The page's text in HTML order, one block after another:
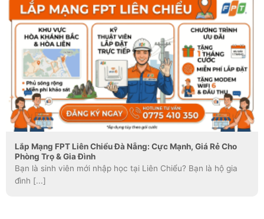
Lắp Mạng FPT Liên Chiểu Đà Nẵng: Cực Mạnh, Giá Rẻ Cho
Phòng Trọ & Gia Đình
Bạn là sinh viên mới nhập học tại Liên Chiểu? Bạn là hộ gia
đình [...]